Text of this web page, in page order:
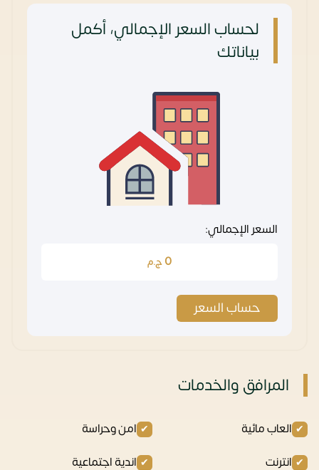
لحساب السعر الإجمالي، أكمل
بياناتك
السعر الإجمالي:
0 ج.م
حساب السعر
المرافق والخدمات
العاب مائية
امن وحراسة
انترنت
اندية اجتماعية